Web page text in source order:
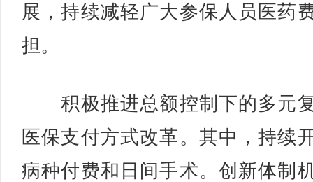
展，持续减轻广大参保人员医药
担。
积极推进总额控制下的多元
医保支付方式改革。其中，持续
病种付费和日间手术。创新体制